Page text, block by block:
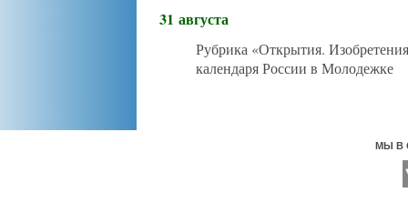
31 августа
Рубрика «Открытия.
календаря России в Молодежке
МЫ В